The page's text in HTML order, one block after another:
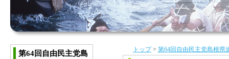
トップ> 第64回自由民主党島根県
第64回自由民主党島